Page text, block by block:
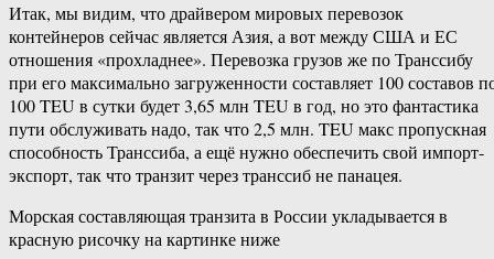
Итак, мы видим, что драйвером мировых перевозок
контейнеров сейчас является Азия, а вот между США и ЕС
отношения «прохладнее». Перевозка грузов же по Транссибу
при его максимально загруженности составляет 100 составов
100 TEU в сутки будет 3,65 млн TEU в год, но это фантастика
пути обслуживать надо, так что 2,5 млн. TEU макс пропускная
способность Транссиба, а ещё нужно обеспечить свой импорт-
экспорт, так что транзит через транссиб не панацея.
Морская составляющая транзита в России укладывается в
красную рисочку на картинке ниже